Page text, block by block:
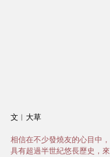
文︱大草
相信在不少發燒友的心目中，
具有超過半世紀悠長歷史，來